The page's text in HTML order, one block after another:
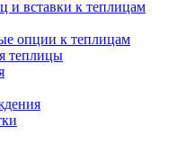
и вставки к теплицам
опции к теплицам
теплицы